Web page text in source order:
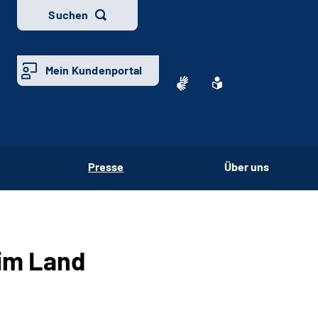
Suchen
Mein Kundenportal
Presse Über uns
Land